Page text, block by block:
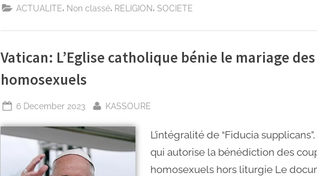
ACTUALITE Non classé RELIGION SOCIETE
Vatican: L’Eglise catholique bénie le mariage des
homosexuels
6 December 2023 KASSOURE
L’intégralité de “Fiducia
qui autorise la bénédiction des
homosexuels hors liturgie Le